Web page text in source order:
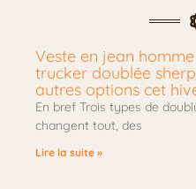
Veste en jean
trucker doublée
autres options cet
En bref Trois types de
changent tout, des
Lire la suite »